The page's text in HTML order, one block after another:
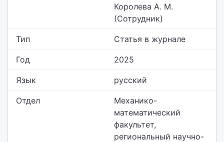
Королева А. М.
(Сотрудник)
Тип Статья в журнале
Год 2025
Язык русский
Отдел
Механико-
математический
факультет,
региональный научно-